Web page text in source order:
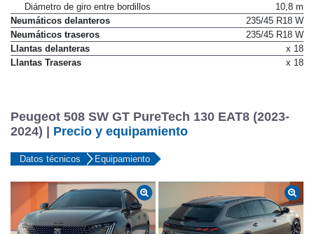
Diámetro de giro entre bordillos
10,8 m
Neumáticos delanteros
235/45 R18 W
Neumáticos traseros
235/45 R18 W
Llantas delanteras
x 18
Llantas Traseras
x 18
Peugeot 508 SW GT PureTech 130 EAT8 (2023-
2024) | Precio y equipamiento
Datos técnicos Equipamiento